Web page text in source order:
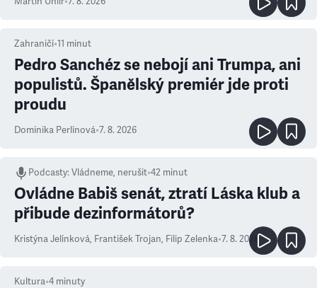
Zahraničí•11 minut
Pedro Sanchéz se nebojí ani Trumpa, ani
populistů. Španělský premiér jde proti
proudu
Dominika Perlínová•7. 8. 2026
Podcasty:Vládneme, nerušit•42 minut
Ovládne Babiš senát, ztratí Láska klub a
přibude dezinformátorů?
Kristýna Jelínková, František Trojan, Filip Zelenka•7. 8. 2026
Kultura•4 minuty